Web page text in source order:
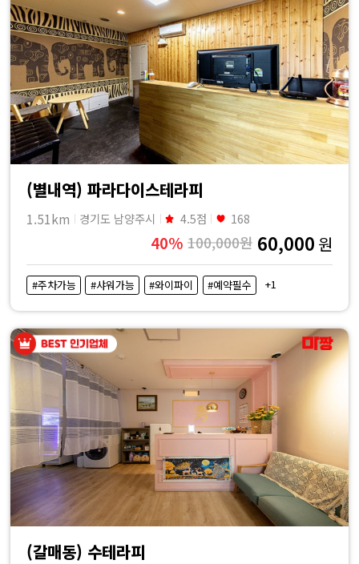
마
짱
(별내역) 파라다이스테라피
1.51km 경기도 남양주시 4.5점 168
40% 100,000원 60,000 원
#주차가능 #샤워가능 #와이파이 #예약필수 +1
(갈매동) 수테라피